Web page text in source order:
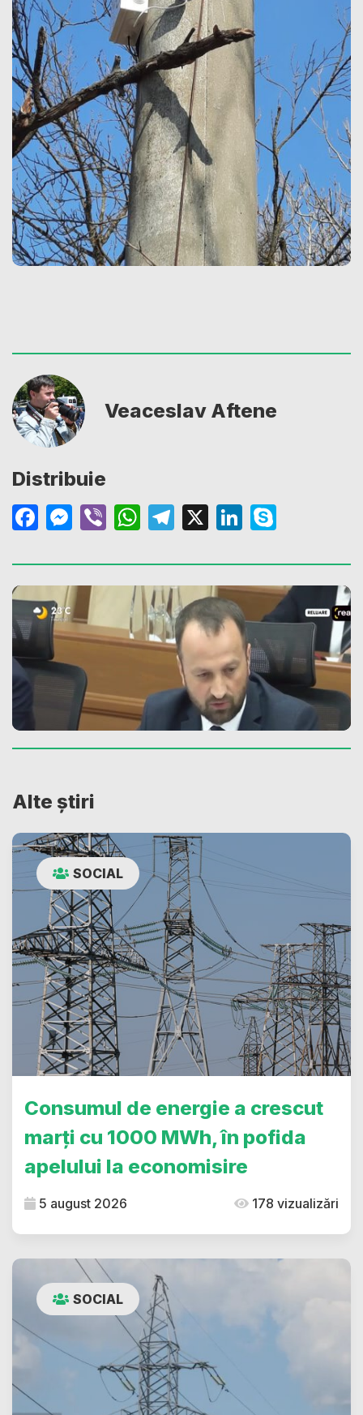
Veaceslav Aftene
Distribuie
Facebook
Messenger
ViberWhatsApp
Telegram
X LinkedIn
Alte știri
SOCIAL
Consumul de energie a crescut
marți cu 1000 MWh, în pofida
apelului la economisire
5 august 2026 178 vizualizări
SOCIAL